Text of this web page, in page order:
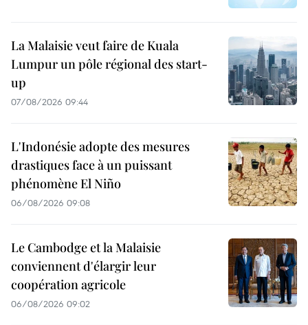
La Malaisie veut faire de Kuala
Lumpur un pôle régional des start-
up
07/08/2026 09:44
L'Indonésie adopte des mesures
drastiques face à un puissant
phénomène El Niño
06/08/2026 09:08
Le Cambodge et la Malaisie
conviennent d'élargir leur
coopération agricole
06/08/2026 09:02